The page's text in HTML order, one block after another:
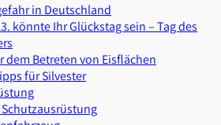
in Deutschland
könnte Ihr Glückstag sein – Tag des
dem Betreten von Eisflächen
für Silvester